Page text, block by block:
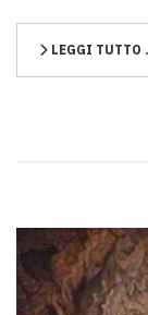
LEGGI TUTTO